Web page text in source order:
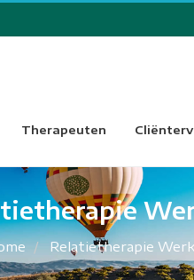
Therapeuten
Relatietherapie